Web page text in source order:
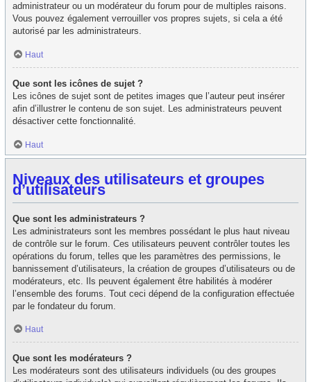
administrateur ou un modérateur du forum pour de multiples raisons.
Vous pouvez également verrouiller vos propres sujets, si cela a été
autorisé par les administrateurs.
Haut
Que sont les icônes de sujet ?
Les icônes de sujet sont de petites images que l’auteur peut insérer
afin d’illustrer le contenu de son sujet. Les administrateurs peuvent
désactiver cette fonctionnalité.
Haut
Niveaux des utilisateurs et groupes
d’utilisateurs
Que sont les administrateurs ?
Les administrateurs sont les membres possédant le plus haut niveau
de contrôle sur le forum. Ces utilisateurs peuvent contrôler toutes les
opérations du forum, telles que les paramètres des permissions, le
bannissement d’utilisateurs, la création de groupes d’utilisateurs ou de
modérateurs, etc. Ils peuvent également être habilités à modérer
l’ensemble des forums. Tout ceci dépend de la configuration effectuée
par le fondateur du forum.
Haut
Que sont les modérateurs ?
Les modérateurs sont des utilisateurs individuels (ou des groupes